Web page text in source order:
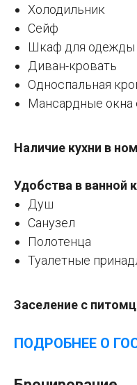
Холодильник
Сейф
Шкаф для одежды
Диван-кровать
Односпальная
Мансардные
Наличие кухни в
Удобства в ванной
Душ
Санузел
Полотенца
Туалетные
Заселение с
ПОДРОБНЕЕ О